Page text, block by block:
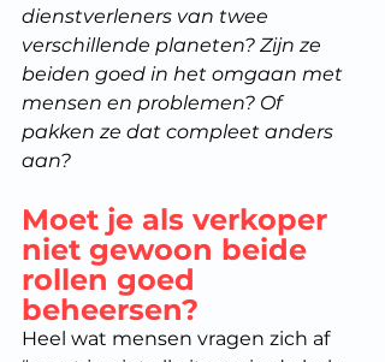
dienstverleners van twee
verschillende planeten? Zijn ze
beiden goed in het omgaan met
mensen en problemen? Of
pakken ze dat compleet anders
aan?
Moet je als verkoper
niet gewoon beide
rollen goed
beheersen?
Heel wat mensen vragen zich af